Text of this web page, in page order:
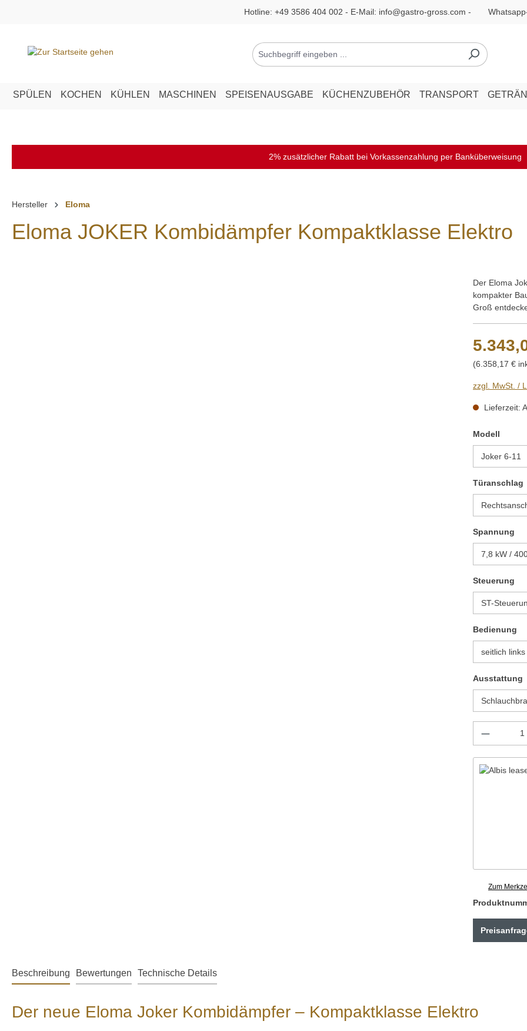
Hotline: +49 3586 404 002 - E-Mail: info@gastro-gross.com -
SPÜLEN KOCHEN KÜHLEN MASCHINEN SPEISENAUSGABE KÜCHENZUBEHÖR TRANSPORT
2% zusätzlicher Rabatt bei Vorkassenzahlung per Banküberweisung
Hersteller Eloma
Eloma JOKER Kombidämpfer Kompaktklasse Elektro
Der Eloma
kompakter
Groß
(6.358,17 €
zzgl. MwSt. /
Lieferzeit:
Modell
Türanschlag
Spannung
Steuerung
Bedienung
Ausstattung
Zum
Beschreibung Bewertungen Technische Details
Der neue Eloma Joker Kombidämpfer – Kompaktklasse Elektro